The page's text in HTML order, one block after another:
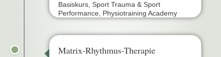
Basiskurs, Sport Trauma & Sport
Performance, Physiotraining Academy
Matrix-Rhythmus-Therapie